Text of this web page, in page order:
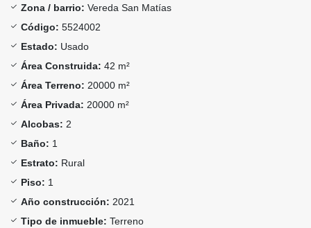
Zona / barrio: Vereda San Matías
Código: 5524002
Estado: Usado
Área Construida: 42 m²
Área Terreno: 20000 m²
Área Privada: 20000 m²
Alcobas: 2
Baño: 1
Estrato: Rural
Piso: 1
Año construcción: 2021
Tipo de inmueble: Terreno